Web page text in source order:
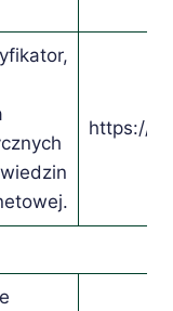
https://